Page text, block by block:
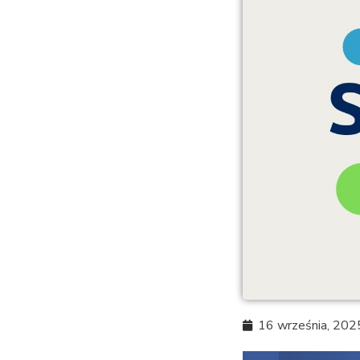
16 września,